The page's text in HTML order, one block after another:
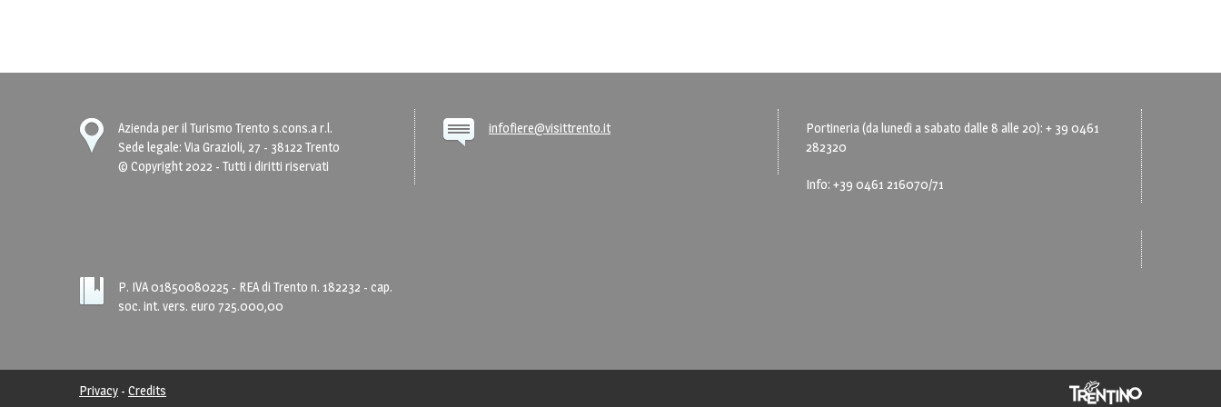
Azienda per il Turismo Trento s.cons.a r.l.
Sede legale: Via Grazioli, 27 - 38122 Trento
© Copyright 2022 - Tutti i diritti riservati
infofiere@visittrento.it
Portineria (da lunedì a sabato dalle 8 alle 20): + 39 0461
282320
Info: +39 0461 216070/71
P. IVA 01850080225 - REA di Trento n. 182232 - cap.
soc. int. vers. euro 725.000,00
Privacy - Credits